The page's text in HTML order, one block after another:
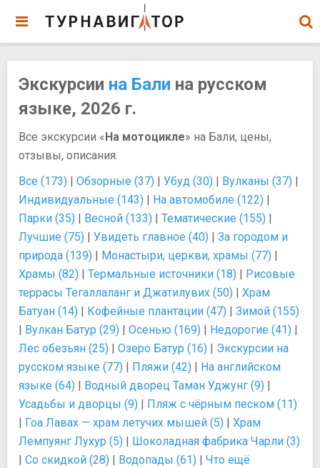
Экскурсии на Бали на русском
языке, 2026 г.
Все экскурсии «На мотоцикле» на Бали, цены,
отзывы, описания.
Все (173) | Обзорные (37) | Убуд (30) | Вулканы (37) |
Индивидуальные (143) | На автомобиле (122) |
Парки (35) | Весной (133) | Тематические (155) |
Лучшие (75) | Увидеть главное (40) | За городом и
природа (139) | Монастыри, церкви, храмы (77) |
Храмы (82) | Термальные источники (18) | Рисовые
террасы Тегаллаланг и Джатилувих (50) | Храм
Батуан (14) | Кофейные плантации (47) | Зимой (155)
| Вулкан Батур (29) | Осенью (169) | Недорогие (41) |
Лес обезьян (25) | Озеро Батур (16) | Экскурсии на
русском языке (77) | Пляжи (42) | На английском
языке (64) | Водный дворец Таман Уджунг (9) |
Усадьбы и дворцы (9) | Пляж с чёрным песком (11)
| Гоа Лавах — храм летучих мышей (5) | Храм
Лемпуянг Лухур (5) | Шоколадная фабрика Чарли (3)
| Со скидкой (28) | Водопады (61) | Что ещё